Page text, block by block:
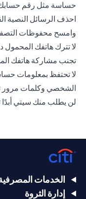
حساسة مثل رقم
احذف الرسائل النصية
وامسح محفوظات
لا تترك هاتفك المحمول
تجنب مشاركة هاتفك
لا تحتفظ بمعلومات
الشخصي وكلمات مرور
لن يطلب منك سيتي أبدًا
الخدمات
إدارة الثروة